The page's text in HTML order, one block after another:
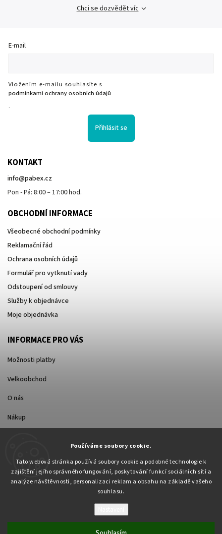
Používáme soubory cookie.
Tato webová stránka používá soubory cookie a podobné technologie k
zajištění jejího správného fungování, poskytování funkcí sociálních sítí a
analýze návštěvnosti, personalizaci reklam a obsahu na základě vašeho
souhlasu.
Chci se dozvědět víc
E-mail
Vložením e-mailu souhlasíte s
podmínkami ochrany osobních údajů
.
Přihlásit se
KONTAKT
info@pabex.cz
Pon - Pá: 8:00 – 17:00 hod.
OBCHODNÍ INFORMACE
Všeobecné obchodní podmínky
Reklamační řád
Ochrana osobních údajů
Formulář pro vytknutí vady
Odstoupení od smlouvy
Služby k objednávce
Moje objednávka
INFORMACE PRO VÁS
Možnosti platby
Velkoobchod
O nás
Nákup
Copyright 2026Pabex.cz. Všechna práva vyhrazena.
Upravit nastavení cookies